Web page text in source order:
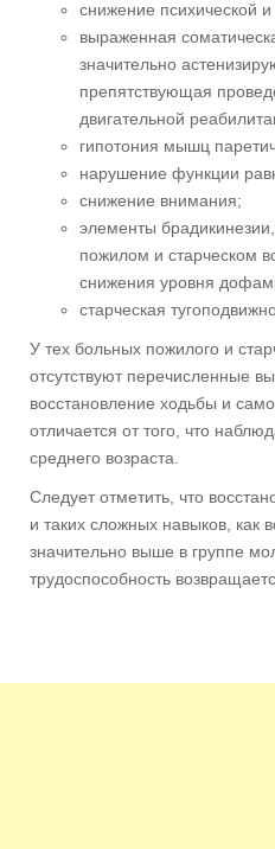
снижение психической и
выраженная
значительно
препятствующая
двигательной
гипотония мышц
нарушение функции
снижение внимания;
элементы
пожилом и старческом
снижения уровня
старческая
У тех больных пожилого и
отсутствуют перечисленные
восстановление ходьбы и
отличается от того, что
среднего возраста.
Следует отметить, что
и таких сложных навыков, как
значительно выше в группе
трудоспособность